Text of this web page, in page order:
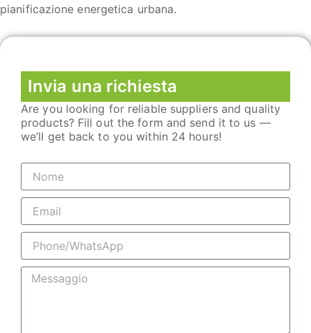
pianificazione energetica urbana.
Invia una richiesta
Are you looking for reliable suppliers and quality
products? Fill out the form and send it to us —
we’ll get back to you within 24 hours!